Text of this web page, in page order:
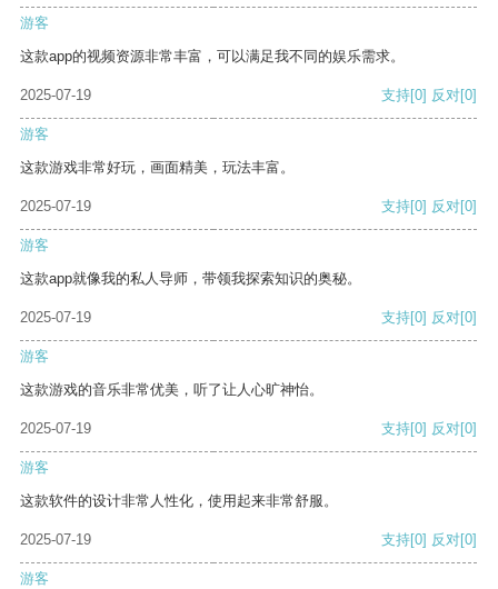
游客
这款app的视频资源非常丰富，可以满足我不同的娱乐需求。
2025-07-19 支持[0] 反对[0]
游客
这款游戏非常好玩，画面精美，玩法丰富。
2025-07-19 支持[0] 反对[0]
游客
这款app就像我的私人导师，带领我探索知识的奥秘。
2025-07-19 支持[0] 反对[0]
游客
这款游戏的音乐非常优美，听了让人心旷神怡。
2025-07-19 支持[0] 反对[0]
游客
这款软件的设计非常人性化，使用起来非常舒服。
2025-07-19 支持[0] 反对[0]
游客